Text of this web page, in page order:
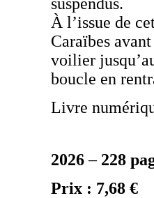
À l’issue de
Caraïbes
voilier
boucle en
Livre
2026– 228
Prix : 7,68 €